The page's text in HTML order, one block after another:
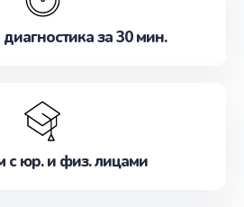
за 30 мин.
с юр. и физ. лицами